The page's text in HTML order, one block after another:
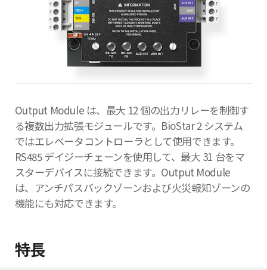
Output Module は、最大 12 個の出力リレーを制御す
る複数出力拡張モジュールです。BioStar 2 システム
ではエレベータコントローラとして使用できます。
RS485 デイジーチェーンを使用して、最大 31 台をマ
スターデバイスに接続できます。Output Module
は、アンチパスバックゾーンおよび火災報知ゾーンの
機能にも対応できます。
特長